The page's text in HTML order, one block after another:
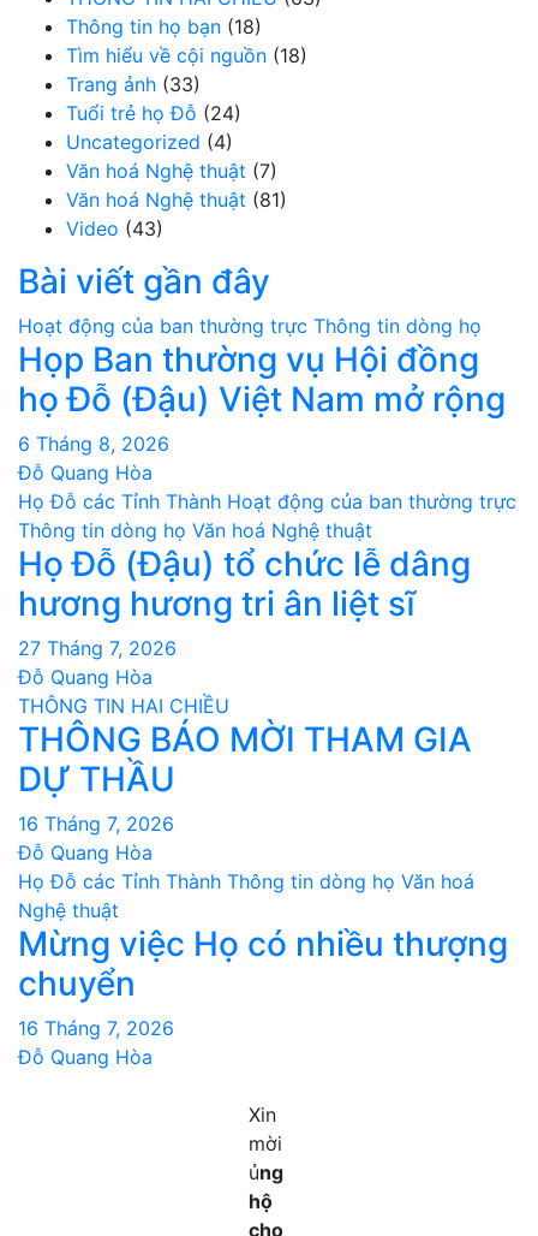
Thông tin họ bạn (18)
Tìm hiểu về cội nguồn (18)
Trang ảnh (33)
Tuổi trẻ họ Đỗ (24)
Uncategorized (4)
Văn hoá Nghệ thuật (7)
Văn hoá Nghệ thuật (81)
Video (43)
Bài viết gần đây
Hoạt động của ban thường trực Thông tin dòng họ
Họp Ban thường vụ Hội đồng
họ Đỗ (Đậu) Việt Nam mở rộng
6 Tháng 8, 2026
Đỗ Quang Hòa
Họ Đỗ các Tỉnh Thành Hoạt động của ban thường trực
Thông tin dòng họ Văn hoá Nghệ thuật
Họ Đỗ (Đậu) tổ chức lễ dâng
hương hương tri ân liệt sĩ
27 Tháng 7, 2026
Đỗ Quang Hòa
THÔNG TIN HAI CHIỀU
THÔNG BÁO MỜI THAM GIA
DỰ THẦU
16 Tháng 7, 2026
Đỗ Quang Hòa
Họ Đỗ các Tỉnh Thành Thông tin dòng họ Văn hoá
Nghệ thuật
Mừng việc Họ có nhiều thượng
chuyển
16 Tháng 7, 2026
Đỗ Quang Hòa
Xin
mời
ủng
hộ
cho